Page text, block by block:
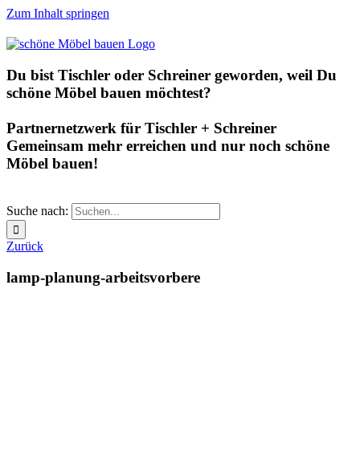
Zum Inhalt springen
Du bist Tischler oder Schreiner geworden, weil Du
schöne Möbel bauen möchtest?
Partnernetzwerk für Tischler + Schreiner
Gemeinsam mehr erreichen und nur noch schöne
Möbel bauen!
Suche nach:
Zurück
lamp-planung-arbeitsvorbere